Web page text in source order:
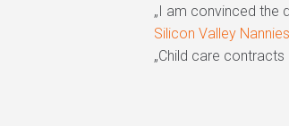
„I am convinced the
Silicon Valley
„Child care